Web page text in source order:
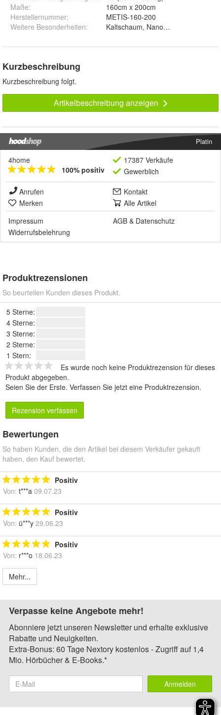
Maße:
160cm x 200cm
Herstellernummer:
METIS-160-200
Weitere Besonderheiten: Kaltschaum, NanoHard Federn
Kurzbeschreibung
Kurzbeschreibung folgt.
Artikelbeschreibung anzeigen
Platin
4home
100% positiv
17387 Verkäufe
Gewerblich
Anrufen
Kontakt
Merken
Alle Artikel
Impressum
AGB & Datenschutz
Widerrufsbelehrung
Produktrezensionen
So beurteilen Kunden dieses Produkt.
5 Sterne:
4 Sterne:
3 Sterne:
2 Sterne:
1 Stern:
Es wurde noch keine Produktrezension für dieses
Produkt abgegeben.
Seien Sie der Erste. Verfassen Sie jetzt eine Produktrezension.
Rezension verfassen
Bewertungen
So haben Kunden, die den Artikel bei diesem Verkäufer gekauft
haben, den Kauf bewertet.
Positiv
Von: t***a 09.07.23
Positiv
Von: ü***y 29.06.23
Positiv
Von: r***o 18.06.23
Mehr...
Verpasse keine Angebote mehr!
Abonniere jetzt unseren Newsletter und erhalte exklusive
Rabatte und Neuigkeiten.
Extra-Bonus: 60 Tage Nextory kostenlos - Zugriff auf 1,4
Mio. Hörbücher & E-Books.*
Anmelden